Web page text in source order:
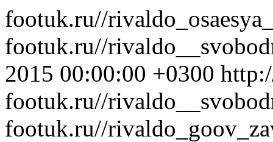
footuk.ru//
footuk.ru//
2015 00:00:00 +0300
footuk.ru//
footuk.ru//